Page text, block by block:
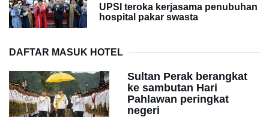
UPSI teroka kerjasama penubuhan
hospital pakar swasta
DAFTAR MASUK HOTEL
Sultan Perak berangkat
ke sambutan Hari
Pahlawan peringkat
negeri